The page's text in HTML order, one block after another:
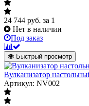
24 744 руб. за 1
Нет в наличии
Под заказ
Быстрый просмотр
Вулканизатор
Артикул: NV002